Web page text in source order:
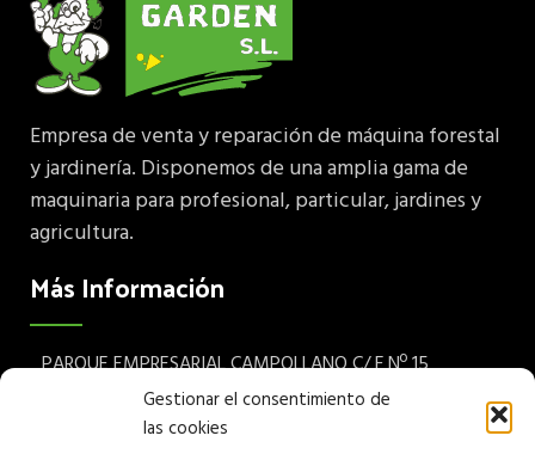
Gestionar el consentimiento de
las cookies
Empresa de venta y reparación de máquina forestal
y jardinería. Disponemos de una amplia gama de
maquinaria para profesional, particular, jardines y
agricultura.
Más Información
PARQUE EMPRESARIAL CAMPOLLANO C/ F Nº 15
Albacete 02007 España
Teléfono: (+34) 967 24 68 72